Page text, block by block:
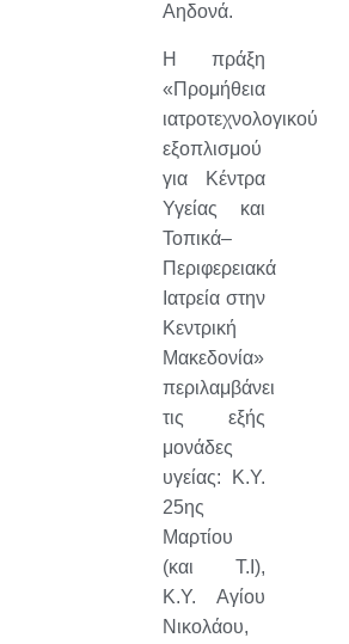
Αηδονά.
Η πράξη
«Προμήθεια
ιατροτεχνολογικού
εξοπλισμού
για Κέντρα
Υγείας και
Τοπικά–
Περιφερειακά
Ιατρεία στην
Κεντρική
Μακεδονία»
περιλαμβάνει
τις εξής
μονάδες
υγείας: Κ.Υ.
25ης
Μαρτίου
(και Τ.Ι),
Κ.Υ. Αγίου
Νικολάου,